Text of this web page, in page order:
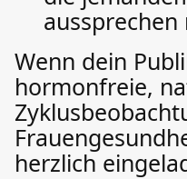
aussprechen
Wenn dein
hormonfreie,
herzlich